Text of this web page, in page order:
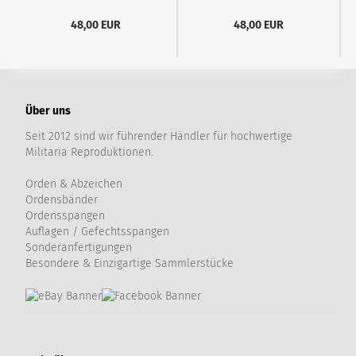
48,00 EUR 48,00 EUR
Über uns
Seit 2012 sind wir führender Händler für hochwertige
Militaria Reproduktionen.
Orden & Abzeichen
Ordensbänder
Ordensspangen
Auflagen / Gefechtsspangen
Sonderanfertigungen
Besondere & Einzigartige Sammlerstücke